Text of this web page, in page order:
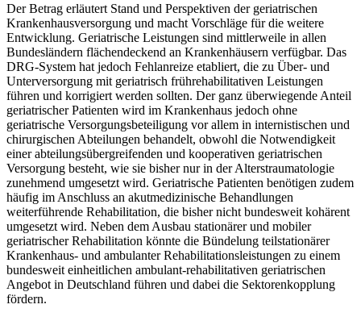
Der Betrag erläutert Stand und Perspektiven der geriatrischen
Krankenhausversorgung und macht Vorschläge für die weitere
Entwicklung. Geriatrische Leistungen sind mittlerweile in allen
Bundesländern flächendeckend an Krankenhäusern verfügbar. Das
DRG-System hat jedoch Fehlanreize etabliert, die zu Über- und
Unterversorgung mit geriatrisch frührehabilitativen Leistungen
führen und korrigiert werden sollten. Der ganz überwiegende Anteil
geriatrischer Patienten wird im Krankenhaus jedoch ohne
geriatrische Versorgungsbeteiligung vor allem in internistischen und
chirurgischen Abteilungen behandelt, obwohl die Notwendigkeit
einer abteilungsübergreifenden und kooperativen geriatrischen
Versorgung besteht, wie sie bisher nur in der Alterstraumatologie
zunehmend umgesetzt wird. Geriatrische Patienten benötigen zudem
häufig im Anschluss an akutmedizinische Behandlungen
weiterführende Rehabilitation, die bisher nicht bundesweit kohärent
umgesetzt wird. Neben dem Ausbau stationärer und mobiler
geriatrischer Rehabilitation könnte die Bündelung teilstationärer
Krankenhaus- und ambulanter Rehabilitationsleistungen zu einem
bundesweit einheitlichen ambulant-rehabilitativen geriatrischen
Angebot in Deutschland führen und dabei die Sektorenkopplung
fördern.